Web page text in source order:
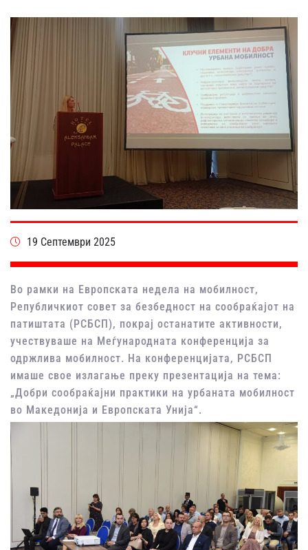
19 Септември 2025
Во рамки на Европската недела на мобилност,
Републичкиот совет за безбедност на сообраќајот на
патиштата (РСБСП), покрај останатите активности,
учествуваше на Меѓународната конференција за
одржлива мобилност. На конференцијата, РСБСП
имаше свое излагање преку презентација на тема:
„Добри сообраќајни практики на урбаната мобилност
во Македонија и Европската Унија“.